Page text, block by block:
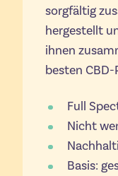
sorgfältig
hergestellt
ihnen
besten
Full
Nicht
Basis: